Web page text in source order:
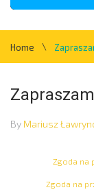
Home \
By Mariusz
Zgoda na
Zgoda na